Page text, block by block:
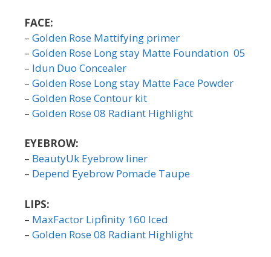
FACE:
– Golden Rose Mattifying primer
– Golden Rose Long stay Matte Foundation 05
– Idun Duo Concealer
– Golden Rose Long stay Matte Face Powder
– Golden Rose Contour kit
– Golden Rose 08 Radiant Highlight
EYEBROW:
– BeautyUk Eyebrow liner
– Depend Eyebrow Pomade Taupe
LIPS:
– MaxFactor Lipfinity 160 Iced
– Golden Rose 08 Radiant Highlight